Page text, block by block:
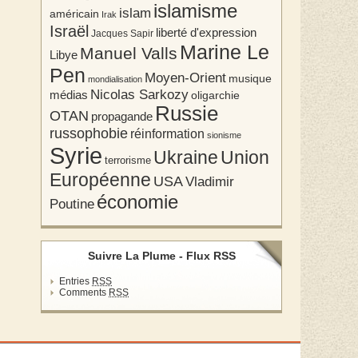
américain Irak islam islamisme
Israël Jacques Sapir liberté d'expression
Libye Manuel Valls Marine Le
Pen mondialisation Moyen-Orient musique
médias Nicolas Sarkozyoligarchie
OTAN propagande Russie
russophobie réinformation sionisme
Syrie terrorisme Ukraine Union
Européenne USAVladimir
Poutine économie
Suivre La Plume - Flux RSS
Entries RSS
Comments RSS